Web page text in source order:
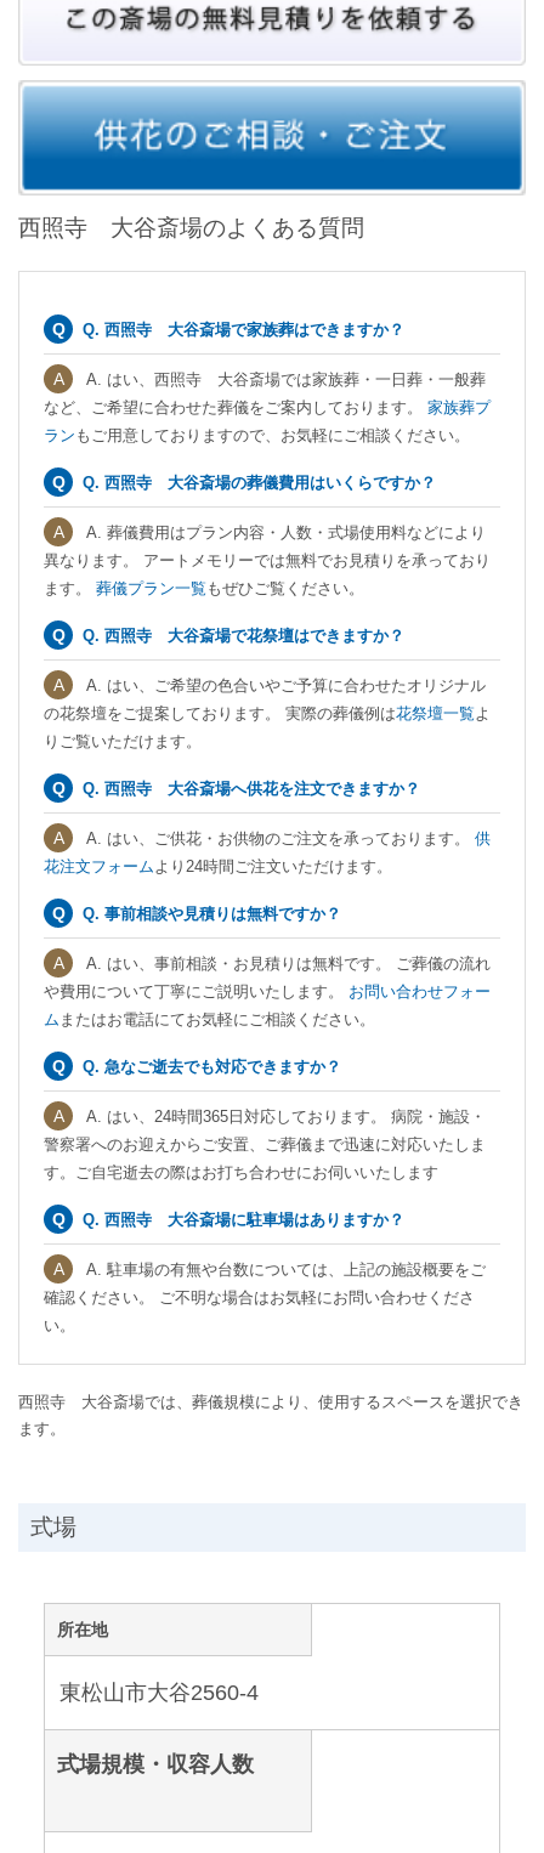
西照寺 大谷斎場のよくある質問
Q. 西照寺 大谷斎場で家族葬はできますか？
A. はい、西照寺 大谷斎場では家族葬・一日葬・一般葬
など、ご希望に合わせた葬儀をご案内しております。 家族葬プ
ラン もご用意しておりますので、お気軽にご相談ください。
Q. 西照寺 大谷斎場の葬儀費用はいくらですか？
A. 葬儀費用はプラン内容・人数・式場使用料などにより
異なります。 アートメモリーでは無料でお見積りを承っており
ます。 葬儀プラン一覧 もぜひご覧ください。
Q. 西照寺 大谷斎場で花祭壇はできますか？
A. はい、ご希望の色合いやご予算に合わせたオリジナル
の花祭壇をご提案しております。 実際の葬儀例は花祭壇一覧 よ
りご覧いただけます。
Q. 西照寺 大谷斎場へ供花を注文できますか？
A. はい、ご供花・お供物のご注文を承っております。 供
花注文フォーム より24時間ご注文いただけます。
Q. 事前相談や見積りは無料ですか？
A. はい、事前相談・お見積りは無料です。 ご葬儀の流れ
や費用について丁寧にご説明いたします。 お問い合わせフォー
ム またはお電話にてお気軽にご相談ください。
Q. 急なご逝去でも対応できますか？
A. はい、24時間365日対応しております。 病院・施設・
警察署へのお迎えからご安置、ご葬儀まで迅速に対応いたしま
す。ご自宅逝去の際はお打ち合わせにお伺いいたします
Q. 西照寺 大谷斎場に駐車場はありますか？
A. 駐車場の有無や台数については、上記の施設概要をご
確認ください。 ご不明な場合はお気軽にお問い合わせくださ
い。
西照寺 大谷斎場では、葬儀規模により、使用するスペースを選択でき
ます。
式場
所在地
東松山市大谷2560-4
式場規模・収容人数